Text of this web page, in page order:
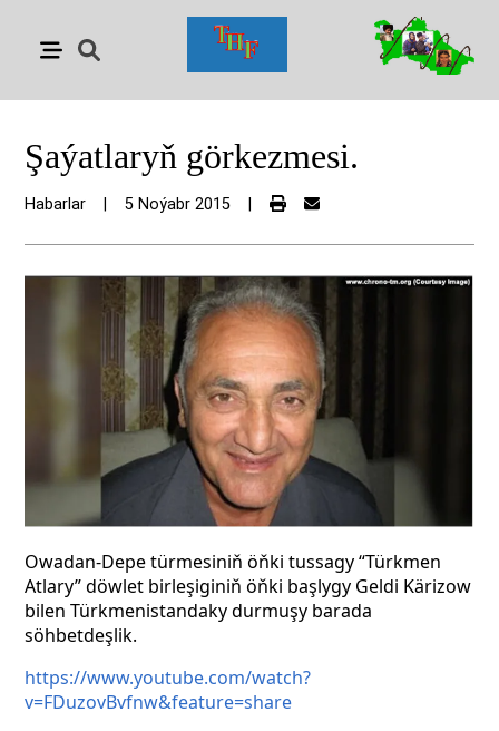
Şaýatlaryň görkezmesi.
Habarlar 5 Noýabr 2015
Owadan-Depe türmesiniň öňki tussagy “Türkmen
Atlary” döwlet birleşiginiň öňki başlygy Geldi Kärizow
bilen Türkmenistandaky durmuşy barada
söhbetdeşlik.
https://www.youtube.com/watch?
v=FDuzovBvfnw&feature=share